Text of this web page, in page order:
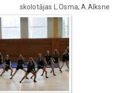
skolotājas L.Osma, A.Alksne